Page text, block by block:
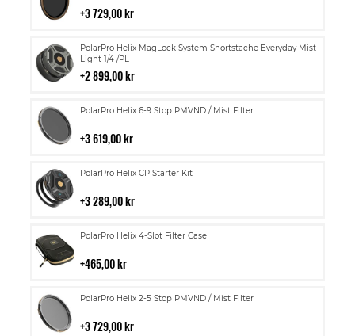
3 729,00 kr
i
PolarPro Helix MagLock System Shortstache Everyday Mist
Light 1/4 /PL
2 899,00 kr
Lägg
till
i
PolarPro Helix 6-9 Stop PMVND / Mist Filter
3 619,00 kr
Lägg
i
PolarPro Helix CP Starter Kit
3 289,00 kr
Lägg
i
PolarPro Helix 4-Slot Filter Case
465,00 kr
Lägg
i
PolarPro Helix 2-5 Stop PMVND / Mist Filter
3 729,00 kr
Lägg
i